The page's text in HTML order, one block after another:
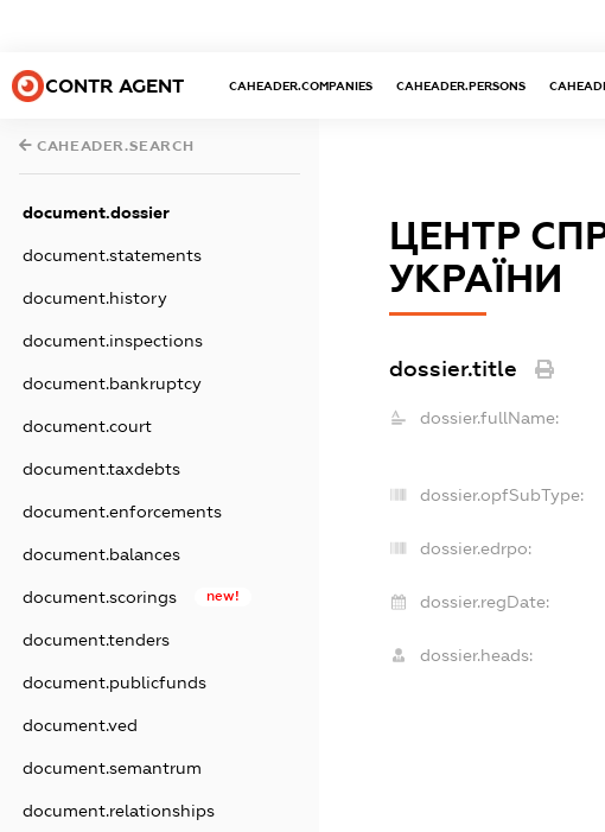
CONTR AGENT CAHEADER.COMPANIES CAHEADER.PERSONS
CAHEADER.SEARCH
document.dossier
document.statements
document.history
document.inspections
document.bankruptcy
document.court
document.taxdebts
document.enforcements
document.balances
document.scorings new!
document.tenders
document.publicfunds
document.ved
document.semantrum
document.relationships
ЦЕНТР
УКРАЇНИ
dossier.title
dossier.fullName:
dossier.opfSubType:
dossier.edrpo:
dossier.regDate:
dossier.heads: